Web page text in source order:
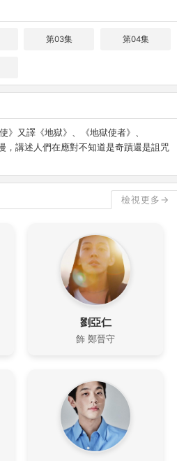
第03集 第04集
又譯《地獄》、《地獄使者》、
，講述人們在應對不知道是奇蹟還是詛咒
檢視更多→
劉亞仁
飾 鄭晉守